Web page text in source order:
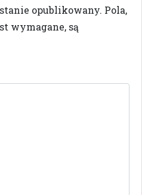
opublikowany. Pola,
wymagane, są